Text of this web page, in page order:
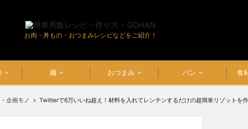
お肉・丼もの・おつまみレシピなどをご紹介！
麺 おつまみ パン 食
企画モノ Twitterで6万いいね超え！材料を入れてレンチンするだけの超簡単リゾットを